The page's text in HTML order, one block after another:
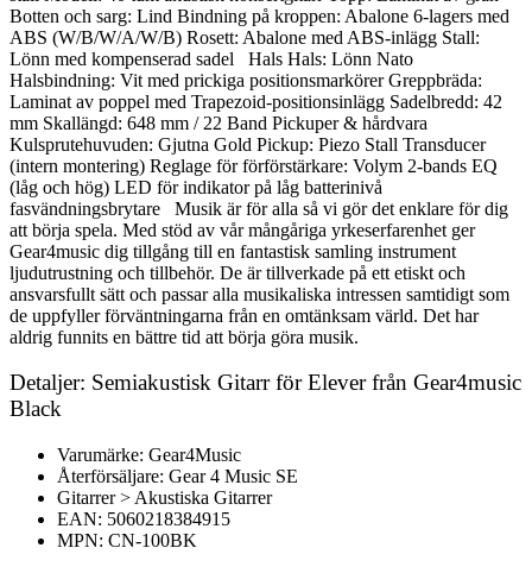
Botten och sarg: Lind Bindning på kroppen: Abalone 6-lagers med
ABS (W/B/W/A/W/B) Rosett: Abalone med ABS-inlägg Stall:
Lönn med kompenserad sadel Hals Hals: Lönn Nato
Halsbindning: Vit med prickiga positionsmarkörer Greppbräda:
Laminat av poppel med Trapezoid-positionsinlägg Sadelbredd: 42
mm Skallängd: 648 mm / 22 Band Pickuper & hårdvara
Kulsprutehuvuden: Gjutna Gold Pickup: Piezo Stall Transducer
(intern montering) Reglage för förförstärkare: Volym 2-bands EQ
(låg och hög) LED för indikator på låg batterinivå
fasvändningsbrytare Musik är för alla så vi gör det enklare för dig
att börja spela. Med stöd av vår mångåriga yrkeserfarenhet ger
Gear4music dig tillgång till en fantastisk samling instrument
ljudutrustning och tillbehör. De är tillverkade på ett etiskt och
ansvarsfullt sätt och passar alla musikaliska intressen samtidigt som
de uppfyller förväntningarna från en omtänksam värld. Det har
aldrig funnits en bättre tid att börja göra musik.
Detaljer: Semiakustisk Gitarr för Elever från Gear4music
Black
Varumärke: Gear4Music
Återförsäljare: Gear 4 Music SE
Gitarrer > Akustiska Gitarrer
EAN: 5060218384915
MPN: CN-100BK